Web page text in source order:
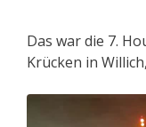
Das war die 7.
Krücken in